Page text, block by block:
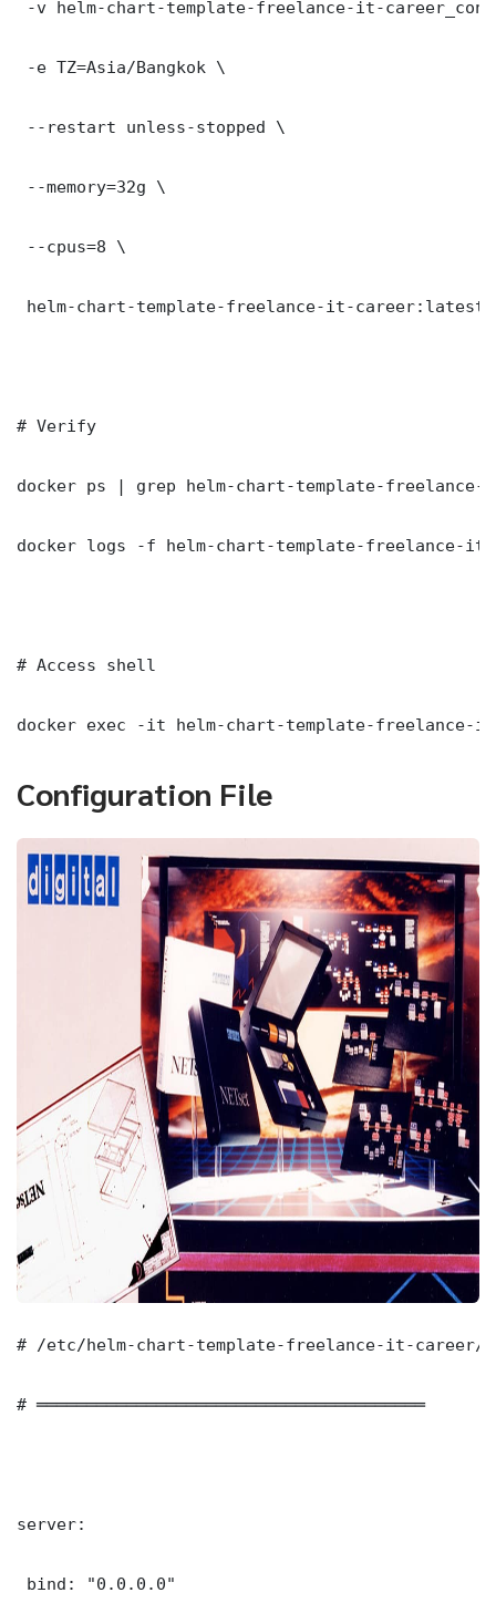
-v helm-chart-template-freelance-it-
-e TZ=Asia/Bangkok \
--restart unless-stopped \
--memory=32g \
--cpus=8 \
helm-chart-template-freelance-it-career:latest
# Verify
docker ps | grep helm-chart-template-
docker logs -f helm-chart-template-freelance-it-
# Access shell
docker exec -it helm-chart-template-freelance-
Configuration File
# /etc/helm-chart-template-freelance-it-career/
# ═══════════════════════════════════════
server:
bind: "0.0.0.0"